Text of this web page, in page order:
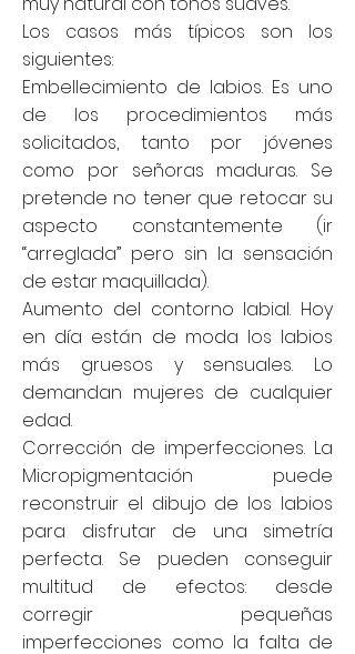
Los casos más típicos son los
siguientes:
Embellecimiento de labios. Es uno
de los procedimientos más
solicitados, tanto por jóvenes
como por señoras maduras. Se
pretende no tener que retocar su
aspecto constantemente (ir
“arreglada” pero sin la sensación
de estar maquillada).
Aumento del contorno labial. Hoy
en día están de moda los labios
más gruesos y sensuales. Lo
demandan mujeres de cualquier
edad.
Corrección de imperfecciones. La
Micropigmentación puede
reconstruir el dibujo de los labios
para disfrutar de una simetría
perfecta. Se pueden conseguir
multitud de efectos: desde
corregir pequeñas
imperfecciones como la falta de